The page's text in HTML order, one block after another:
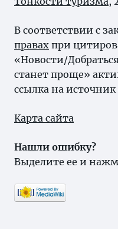
В соответствии с
правах при
«Новости/
станет проще»
ссылка на источник
Карта сайта
Нашли ошибку?
Выделите ее и